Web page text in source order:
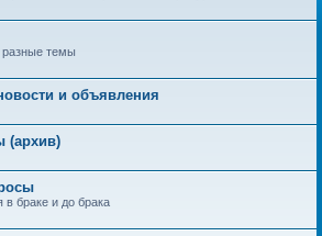
разные темы
и объявления
(архив)
браке и до брака